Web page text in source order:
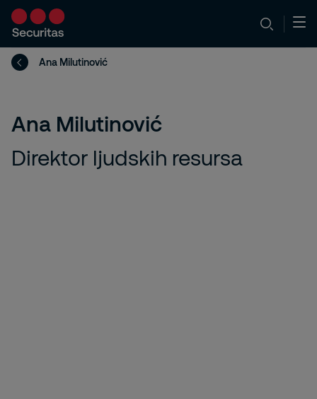
Ana Milutinović
Ana Milutinović
Direktor ljudskih resursa